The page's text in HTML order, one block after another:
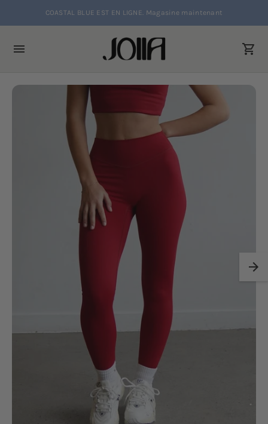
COASTAL BLUE EST EN LIGNE. Magasine maintenant
Livraison standard gratuite à l'achat de 150$ et + au Canada